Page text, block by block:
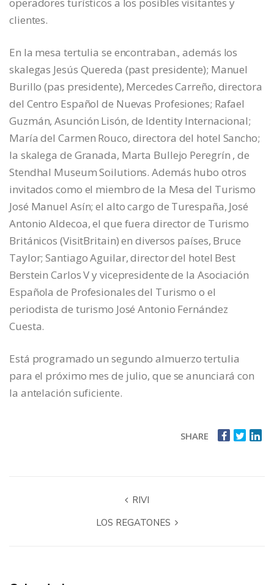
operadores turísticos a los posibles visitantes y
clientes.
En la mesa tertulia se encontraban., además los
skalegas Jesús Quereda (past presidente); Manuel
Burillo (pas presidente), Mercedes Carreño, directora
del Centro Español de Nuevas Profesiones; Rafael
Guzmán, Asunción Lisón, de Identity Internacional;
María del Carmen Rouco, directora del hotel Sancho;
la skalega de Granada, Marta Bullejo Peregrín , de
Stendhal Museum Soilutions. Además hubo otros
invitados como el miembro de la Mesa del Turismo
José Manuel Asín; el alto cargo de Turespaña, José
Antonio Aldecoa, el que fuera director de Turismo
Británicos (VisitBritain) en diversos países, Bruce
Taylor; Santiago Aguilar, director del hotel Best
Berstein Carlos V y vicepresidente de la Asociación
Española de Profesionales del Turismo o el
periodista de turismo José Antonio Fernández
Cuesta.
Está programado un segundo almuerzo tertulia
para el próximo mes de julio, que se anunciará con
la antelación suficiente.
SHARE
RIVI
LOS REGATONES